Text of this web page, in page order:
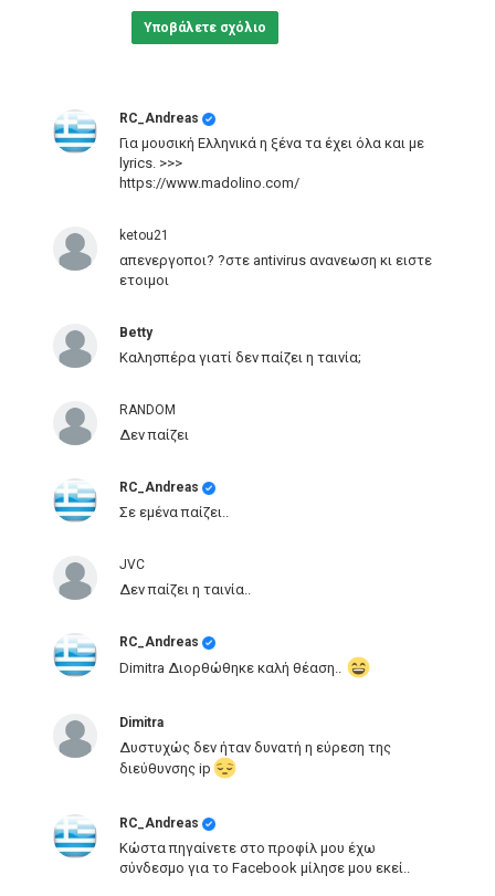
Υποβάλετε σχόλιο
RC_Andreas
Για μουσική Ελληνικά η ξένα τα έχει όλα και με
lyrics. >>>
https://www.madolino.com/
ketou21
απενεργοποι? ?στε antivirus ανανεωση κι ειστε
ετοιμοι
Betty
Καλησπέρα γιατί δεν παίζει η ταινία;
RANDOM
Δεν παίζει
RC_Andreas
Σε εμένα παίζει..
JVC
Δεν παίζει η ταινία..
RC_Andreas
Dimitra Διορθώθηκε καλή θέαση..
Dimitra
Δυστυχώς δεν ήταν δυνατή η εύρεση της
διεύθυνσης ip
RC_Andreas
Κώστα πηγαίνετε στο προφίλ μου έχω
σύνδεσμο για το Facebook μίλησε μου εκεί..